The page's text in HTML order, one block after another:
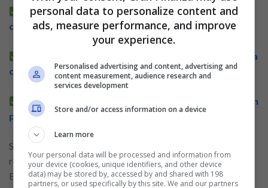
Etapas para solicitar una tarjeta de crédito digital
con transparencia
Consejos para solicitar una tarjeta de crédito en línea
con enfoque en la seguridad
Solicitar una tarjeta de crédito digital: cómo seguir un
proceso eficiente
Sin embargo, es importante analizar si estas ventajas
realmente se ajustan al perfil de consumo del usuario.
Beneficios poco aprovechados no compensan costos
personal data to personalize content and
ads, measure performance, and improve
your experience.
Personalised advertising and content, advertising and
content measurement, audience research and
services development
Store and/or access information on a device
Learn more
Your personal data will be processed and information from
your device (cookies, unique identifiers, and other device
data) may be stored by, accessed by and shared with 198
partners, or used specifically by this site. We and our partners